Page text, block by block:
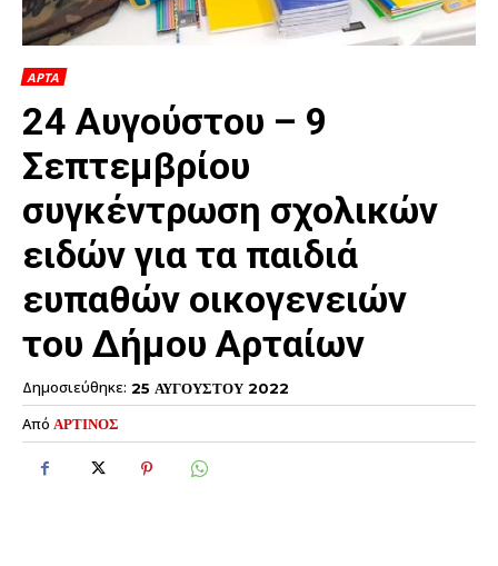
ΑΡΤΑ
24 Αυγούστου – 9
Σεπτεμβρίου
συγκέντρωση σχολικών
ειδών για τα παιδιά
ευπαθών οικογενειών
του Δήμου Αρταίων
Δημοσιεύθηκε: 25 ΑΥΓΟΥΣΤΟΥ 2022
Από ΑΡΤΙΝΟΣ